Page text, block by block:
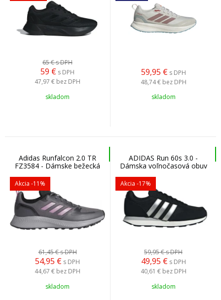
65 €s DPH
59 € s DPH
47,97 € bez DPH
skladom
59,95 € s DPH
48,74 € bez DPH
skladom
Adidas Runfalcon 2.0 TR
FZ3584 - Dámske bežecká
Akcia -11%
61,45 €s DPH
54,95 € s DPH
44,67 € bez DPH
skladom
ADIDAS Run 60s 3.0 -
Dámska voľnočasová obuv
Akcia -17%
59,95 €s DPH
49,95 € s DPH
40,61 € bez DPH
skladom